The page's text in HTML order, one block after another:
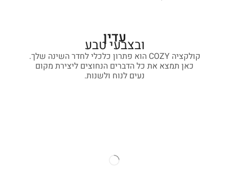
עדין
ובצבעי טבע
קולקציה COZY הוא פתרון כלכלי לחדר השינה שלך.
כאן תמצא את כל הדברים הנחוצים ליצירת מקום
נעים לנוח ולשנות.